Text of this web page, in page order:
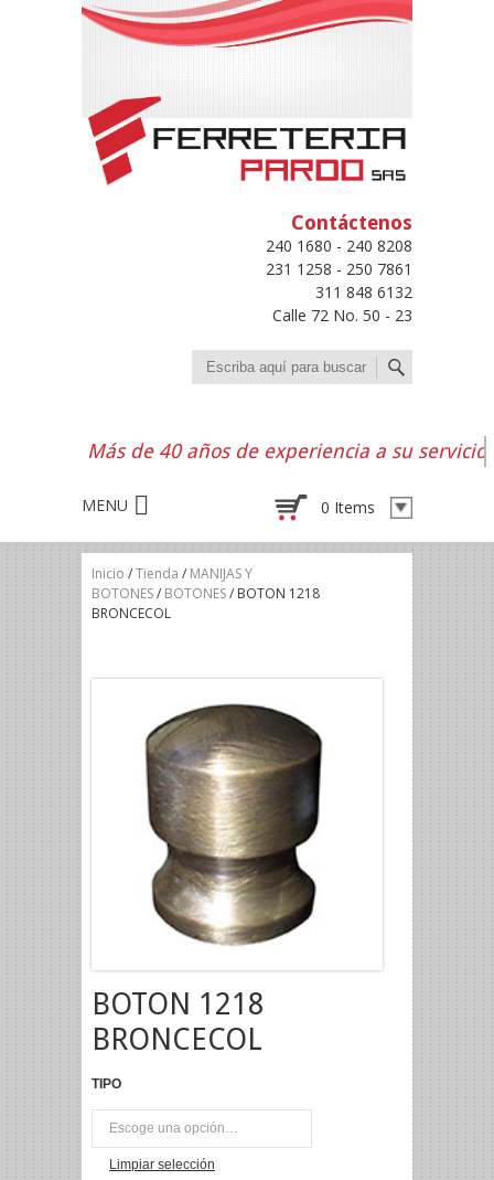
Contáctenos
240 1680 - 240 8208
231 1258 - 250 7861
311 848 6132
Calle 72 No. 50 - 23
Buscar
Más de 40 años de experiencia a su servicio
0 Items
Inicio /Tienda / MANIJAS Y
BOTONES/ BOTONES/ BOTON 1218
BRONCECOL
BOTON 1218
BRONCECOL
TIPO
Limpiar selección
UNI